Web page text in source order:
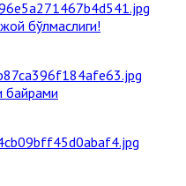
бўлмаслиги!
байрами